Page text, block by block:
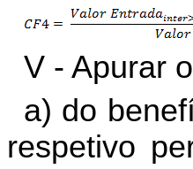
V - Apurar
a) do
respetivo